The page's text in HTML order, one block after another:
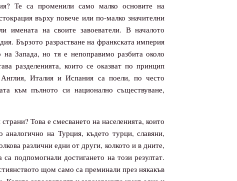
Те са променили само малко основите на
върху повече или по-малко значителни
имената на своите завоеватели. В началото
Бързото разрастване на франкската империя
Запада, но тя е непоправимо разбита около
разделенията, които се оказват по принцип
Италия и Испания са поели, по често
към пълното си национално съществуване,
Това е смесването на населенията, които
на Турция, където турци, славяни,
различни едни от други, колкото и в дните,
подпомогнали достигането на този резултат.
щом само са преминали през някакъв